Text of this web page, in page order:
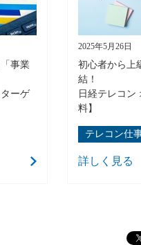
事業
ーゲ
2025年5月26日
初心者から上
結！
日経テレコン
料】
テレコン仕
詳しく見る